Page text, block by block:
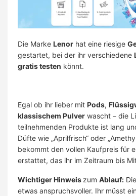
Die Marke Lenor hat eine riesige
gestartet, bei der ihr verschiedene
gratis testen könnt.
Egal ob ihr lieber mit Pods,
klassischem Pulver wascht – die
teilnehmenden Produkte ist lang
Düfte wie „Aprilfrisch“ oder
bekommt den vollen Kaufpreis für
erstattet, das ihr im Zeitraum bis
Wichtiger Hinweis zum Ablauf:
etwas anspruchsvoller. Ihr müsst ein